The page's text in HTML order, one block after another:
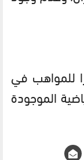
للمواهب في
الموجودة